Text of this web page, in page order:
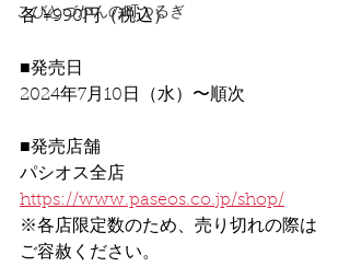
こびとづかんの町つるぎ
各 ¥990円（税込）
■発売日
2024年7月10日（水）〜順次
■発売店舗
パシオス全店
https://www.paseos.co.jp/shop/
※各店限定数のため、売り切れの際は
ご容赦ください。